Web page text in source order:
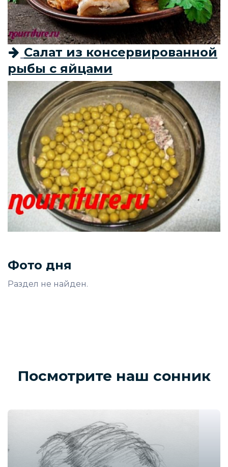
Салат из консервированной
рыбы с яйцами
Фото дня
Раздел не найден.
Посмотрите наш сонник